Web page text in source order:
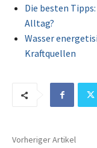
Die besten
Alltag?
Wasser
Kraftquellen
Vorheriger Artikel